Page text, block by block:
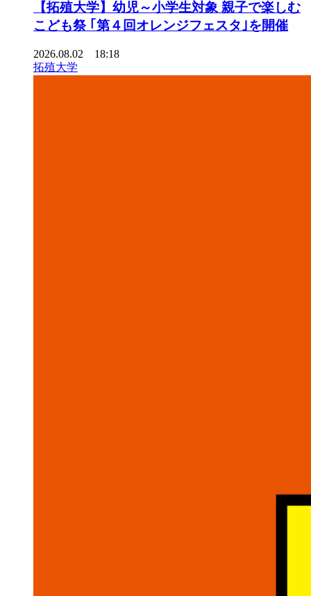
【拓殖大学】幼児～小学生対象 親子で楽しむ
こども祭 ｢第４回オレンジフェスタ｣を開催
2026.08.02 18:18
拓殖大学